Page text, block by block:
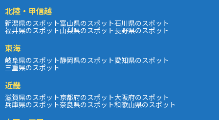
北陸・甲信越
新潟県のスポット富山県のスポット石川県のスポット
福井県のスポット山梨県のスポット長野県のスポット
東海
岐阜県のスポット静岡県のスポット愛知県のスポット
三重県のスポット
近畿
滋賀県のスポット京都府のスポット大阪府のスポット
兵庫県のスポット奈良県のスポット和歌山県のスポット